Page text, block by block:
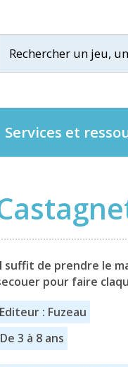
Services et
suffit de prendre le
pour faire
Editeur : Fuzeau
De 3 à 8 ans